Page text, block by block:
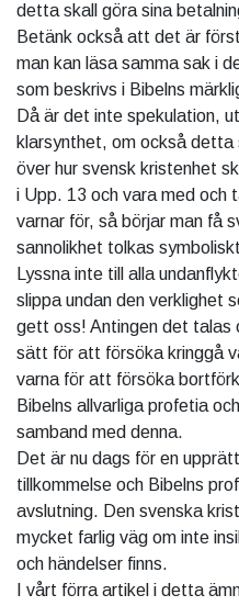
detta skall göra sina
Betänk också att det är
man kan läsa samma sak i
som beskrivs i Bibelns
Då är det inte spekulation,
klarsynthet, om också detta
över hur svensk kristenhet
i Upp. 13 och vara med och
varnar för, så börjar man få
sannolikhet tolkas
Lyssna inte till alla
slippa undan den verklighet
gett oss! Antingen det talas
sätt för att försöka kringgå
varna för att försöka
Bibelns allvarliga profetia
samband med denna.
Det är nu dags för en
tillkommelse och Bibelns
avslutning. Den svenska
mycket farlig väg om inte
och händelser finns.
I vårt förra artikel i detta